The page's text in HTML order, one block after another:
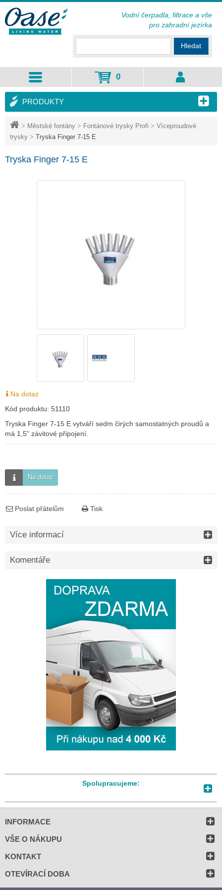
> Městské fontány > Fontánové trysky Profi > Víceproudové
trysky > Tryska Finger 7-15 E
Tryska Finger 7-15 E
Na dotaz
Kód produktu: 51110
Tryska Finger 7-15 E vytváří sedm čirých samostatných proudů a
má 1,5" závitové připojení.
Na dotaz
Poslat přátelům Tisk
Více informací
Komentáře
PRODUKTY
Spolupracujeme:
Hledat
0
Vodní čerpadla, filtrace a vše
pro zahradní jezírka
INFORMACE
VŠE O NÁKUPU
KONTAKT
OTEVÍRACÍ DOBA